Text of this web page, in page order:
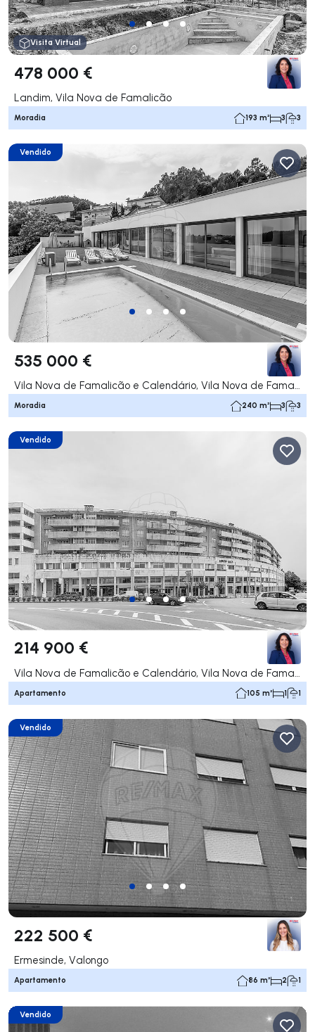
Visita Virtual
478 000 €
Landim, Vila Nova de Famalicão
Moradia 193 m² 3 3
Vendido
535 000 €
Vila Nova de Famalicão e Calendário, Vila Nova de Famalicão
Moradia 240 m² 3 3
Vendido
214 900 €
Apartamento 105 m² 1 1
Vendido
222 500 €
Ermesinde, Valongo
Apartamento 86 m² 2 1
Vendido